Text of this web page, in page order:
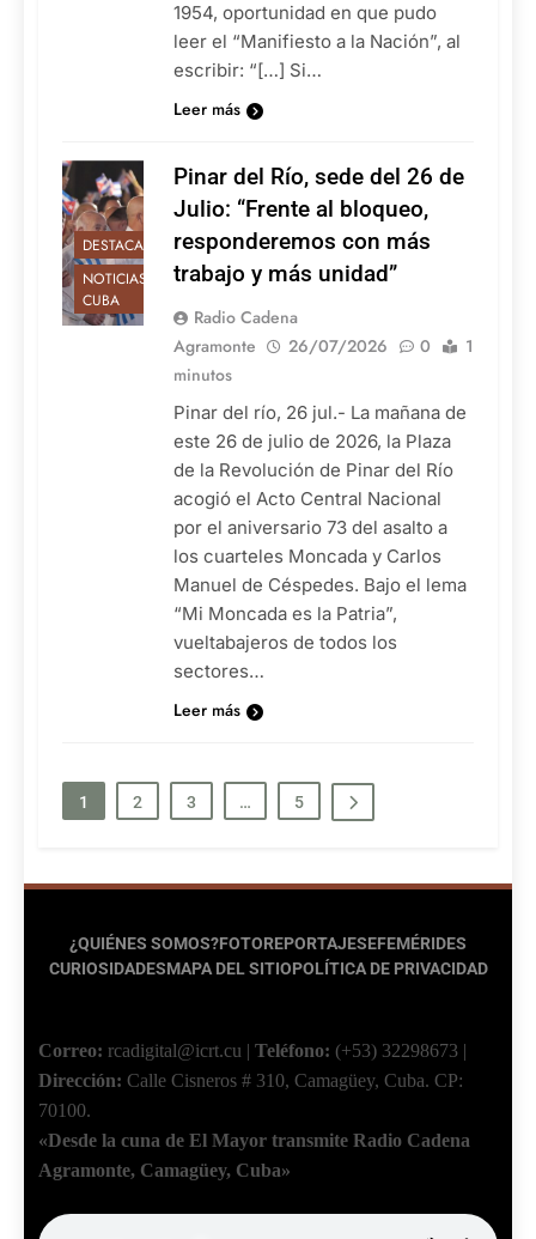
1954, oportunidad en que pudo
leer el “Manifiesto a la Nación”, al
escribir: “[…] Si…
Leer más
DESTACADAS
NOTICIAS DE
CUBA
Pinar del Río, sede del 26 de
Julio: “Frente al bloqueo,
responderemos con más
trabajo y más unidad”
Radio Cadena
Agramonte
26/07/2026 0
1
minutos
Pinar del río, 26 jul.- La mañana de
este 26 de julio de 2026, la Plaza
de la Revolución de Pinar del Río
acogió el Acto Central Nacional
por el aniversario 73 del asalto a
los cuarteles Moncada y Carlos
Manuel de Céspedes. Bajo el lema
“Mi Moncada es la Patria”,
vueltabajeros de todos los
sectores…
Leer más
1 2 3 … 5
¿QUIÉNES SOMOS?FOTOREPORTAJESEFEMÉRIDES
CURIOSIDADESMAPA DEL SITIOPOLÍTICA DE PRIVACIDAD
Correo: rcadigital@icrt.cu | Teléfono: (+53) 32298673 |
Dirección: Calle Cisneros # 310, Camagüey, Cuba. CP:
70100.
«Desde la cuna de El Mayor transmite Radio Cadena
Agramonte, Camagüey, Cuba»